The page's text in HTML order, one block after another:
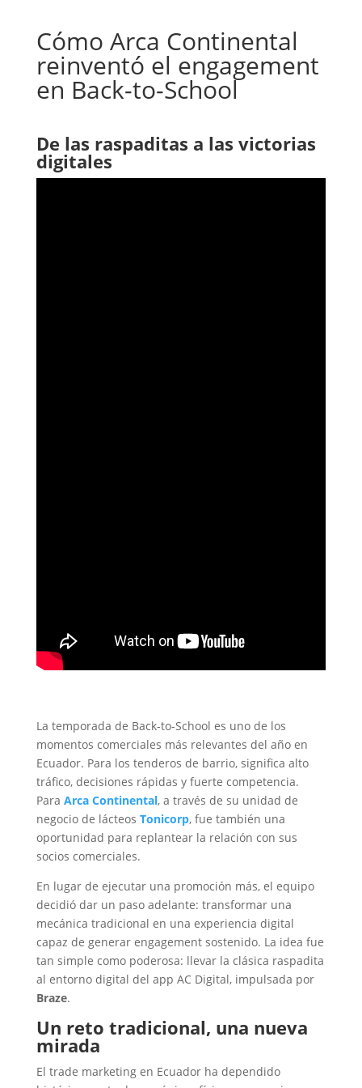
Cómo Arca Continental
reinventó el engagement
en Back-to-School
De las raspaditas a las victorias
digitales
La temporada de Back-to-School es uno de los
momentos comerciales más relevantes del año en
Ecuador. Para los tenderos de barrio, significa alto
tráfico, decisiones rápidas y fuerte competencia.
Para Arca Continental, a través de su unidad de
negocio de lácteos Tonicorp, fue también una
oportunidad para replantear la relación con sus
socios comerciales.
En lugar de ejecutar una promoción más, el equipo
decidió dar un paso adelante: transformar una
mecánica tradicional en una experiencia digital
capaz de generar engagement sostenido. La idea fue
tan simple como poderosa: llevar la clásica raspadita
al entorno digital del app AC Digital, impulsada por
Braze.
Un reto tradicional, una nueva
mirada
El trade marketing en Ecuador ha dependido